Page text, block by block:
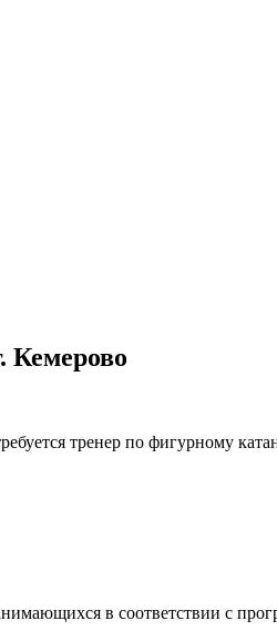
Кемерово
тренер по фигурному
в соответствии с